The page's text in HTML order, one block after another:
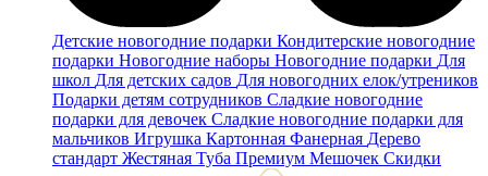
Детские новогодние подарки Кондитерские новогодние
подарки Новогодние наборы Новогодние подарки Для
школ Для детских садов Для новогодних елок/утреников
Подарки детям сотрудников Сладкие новогодние
подарки для девочек Сладкие новогодние подарки для
мальчиков Игрушка Картонная Фанерная Дерево
стандарт Жестяная Туба Премиум Мешочек Скидки